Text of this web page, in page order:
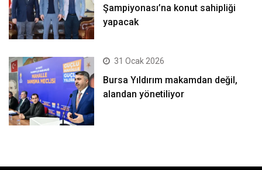
Şampiyonası’na konut sahipliği
yapacak
31 Ocak 2026
Bursa Yıldırım makamdan değil,
alandan yönetiliyor